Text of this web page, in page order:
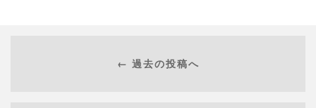
← 過去の投稿へ